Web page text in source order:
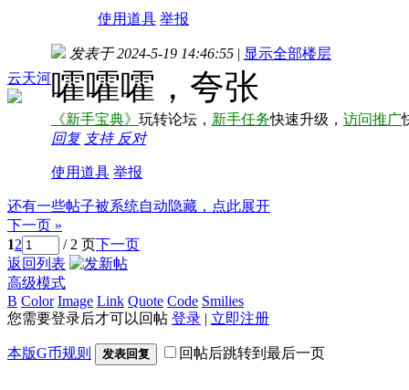
使用道具 举报
云天河
发表于 2024-5-19 14:46:55 | 显示全部楼层
嚯嚯嚯，夸张
《新手宝典》 玩转论坛， 新手任务快速升级， 访问推广
回复 支持 反对
使用道具 举报
还有一些帖子被系统自动隐藏，点此展开
下一页 »
12 / 2 页下一页
返回列表
高级模式
B Color Image Link Quote Code Smilies
您需要登录后才可以回帖 登录 | 立即注册
本版G币规则 发表回复 回帖后跳转到最后一页